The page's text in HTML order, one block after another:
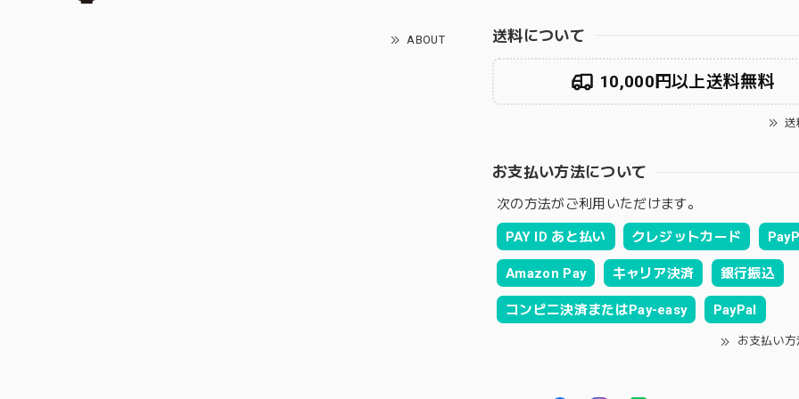
ABOUT 送料について
10,000円以上送料無料
送
お支払い方法について
次の方法がご利用いただけます。
PAY ID あと払い クレジットカード
Amazon Pay キャリア決済 銀行振込
コンビニ決済またはPay-easy PayPal
お支払い